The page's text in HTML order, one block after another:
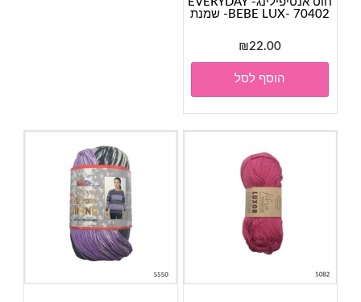
BEBE LUX- 70402- שמנת
₪22.00
הוסף לסל